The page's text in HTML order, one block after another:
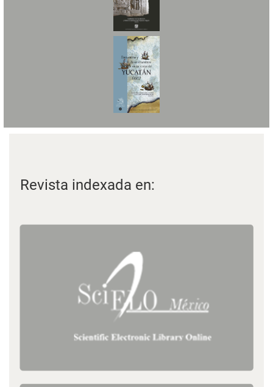
Revista indexada en: